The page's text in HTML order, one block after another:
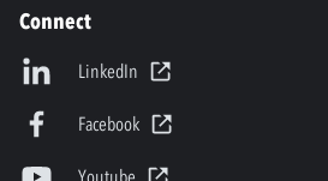
Connect
LinkedIn
Facebook
Youtube